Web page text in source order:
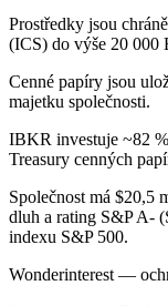
Prostředky jsou
(ICS) do výše 20 000
Cenné papíry jsou
majetku společnosti.
IBKR investuje ~82
Treasury cenných
Společnost má $20,5
dluh a rating S&P A-
indexu S&P 500.
Wonderinterest —